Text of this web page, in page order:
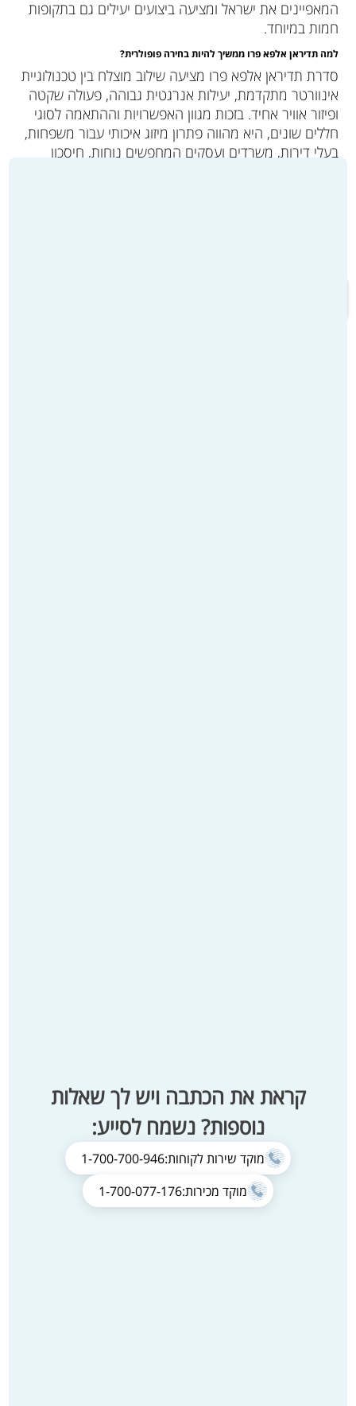
המאפיינים את ישראל ומציעה ביצועים יעילים גם בתקופות
חמות במיוחד.
למה תדיראן אלפא פרו ממשיך להיות בחירה פופולרית?
סדרת תדיראן אלפא פרו מציעה שילוב מוצלח בין טכנולוגיית
אינוורטר מתקדמת, יעילות אנרגטית גבוהה, פעולה שקטה
ופיזור אוויר אחיד. בזכות מגוון האפשרויות וההתאמה לסוגי
חללים שונים, היא מהווה פתרון מיזוג איכותי עבור משפחות,
בעלי דירות, משרדים ועסקים המחפשים נוחות, חיסכון
קראת את הכתבה ויש לך שאלות
נוספות? נשמח לסייע:
מוקד שירות לקוחות:1-700-700-946
מוקד מכירות:1-700-077-176